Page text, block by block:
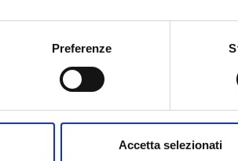
anche:
tua posizione geografica, con
i tuoi dati personali e imposta le
contenuti ed annunci, per fornire
Preferenze
Accetta selezionati